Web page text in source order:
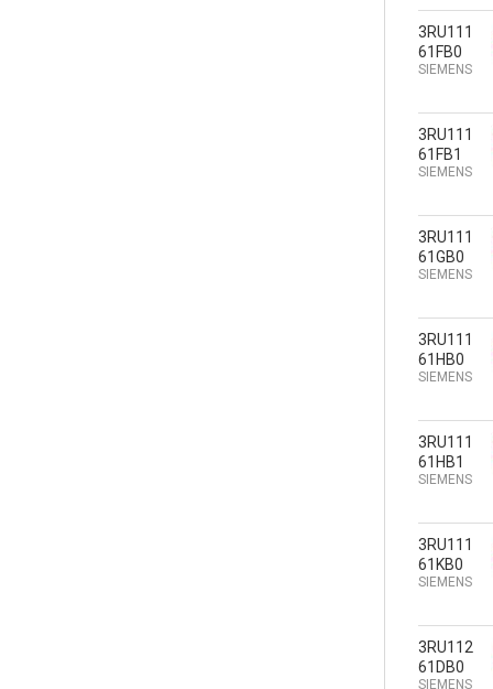
3RU111
61FB0
SIEMENS
3RU111
61FB1
SIEMENS
3RU111
61GB0
SIEMENS
3RU111
61HB0
SIEMENS
3RU111
61HB1
SIEMENS
3RU111
61KB0
SIEMENS
3RU112
61DB0
SIEMENS